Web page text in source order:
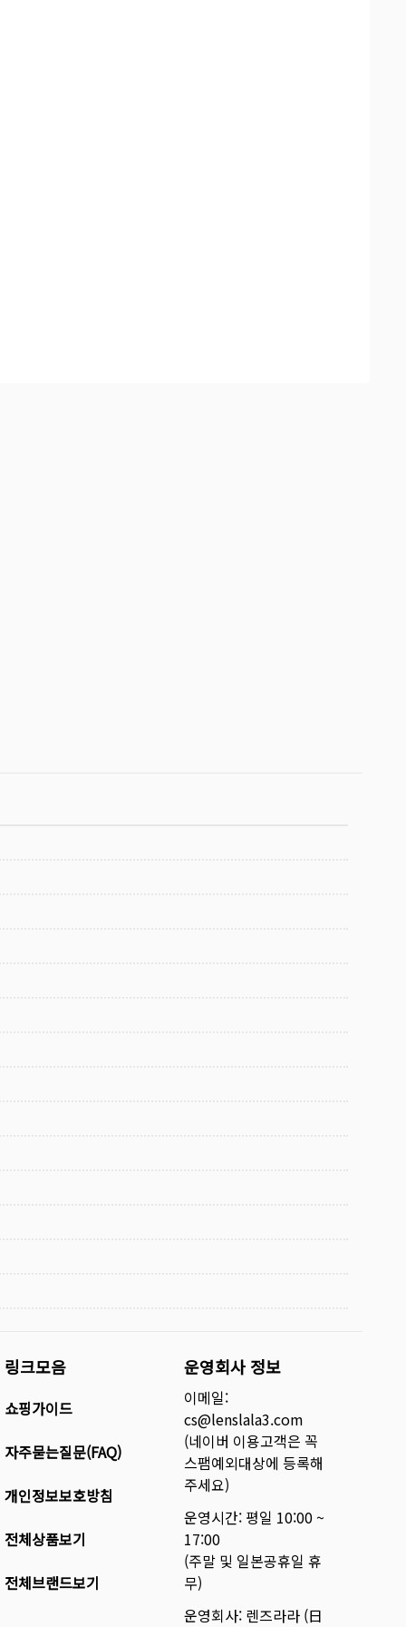
링크모음
쇼핑가이드
자주묻는질문(FAQ)
개인정보보호방침
전체상품보기
전체브랜드보기
운영회사 정보
이메일:
cs@lenslala3.com
(네이버 이용고객은 꼭
스팸예외대상에 등록해
주세요)
운영시간: 평일 10:00 ~
17:00
(주말 및 일본공휴일 휴
무)
운영회사: 렌즈라라 (日